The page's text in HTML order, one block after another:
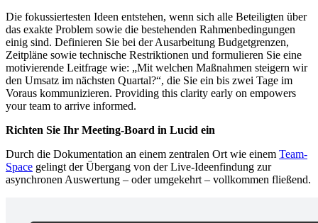
Die fokussiertesten Ideen entstehen, wenn sich alle Beteiligten über
das exakte Problem sowie die bestehenden Rahmenbedingungen
einig sind. Definieren Sie bei der Ausarbeitung Budgetgrenzen,
Zeitpläne sowie technische Restriktionen und formulieren Sie eine
motivierende Leitfrage wie: „Mit welchen Maßnahmen steigern wir
den Umsatz im nächsten Quartal?“, die Sie ein bis zwei Tage im
Voraus kommunizieren. Providing this clarity early on empowers
your team to arrive informed.
Richten Sie Ihr Meeting-Board in Lucid ein
Durch die Dokumentation an einem zentralen Ort wie einem Team-
Space gelingt der Übergang von der Live-Ideenfindung zur
asynchronen Auswertung – oder umgekehrt – vollkommen fließend.